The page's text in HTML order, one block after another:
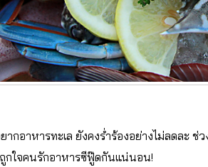
อาหารทะเล ยังคงร่ำร้องอย่างไม่ลดละ ช่
กใจคนรักอาหารซีฟู๊ดกันแน่นอน!